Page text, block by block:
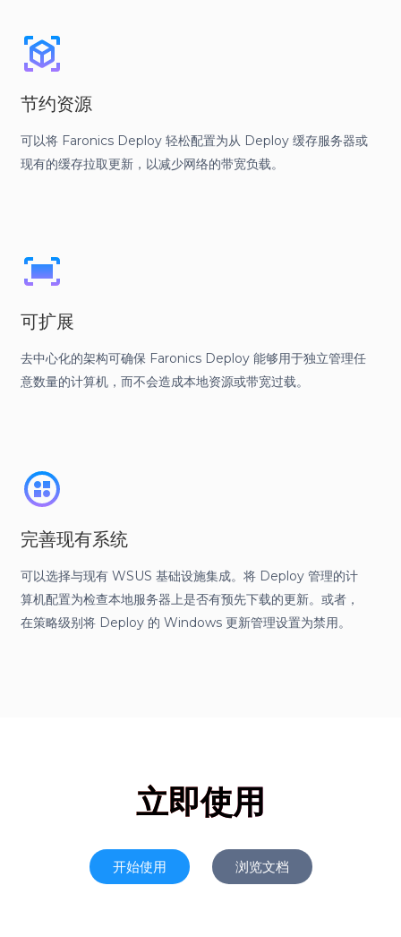
节约资源
可以将 Faronics Deploy 轻松配置为从 Deploy 缓存服务器或
现有的缓存拉取更新，以减少网络的带宽负载。
可扩展
去中心化的架构可确保 Faronics Deploy 能够用于独立管理任
意数量的计算机，而不会造成本地资源或带宽过载。
完善现有系统
可以选择与现有 WSUS 基础设施集成。将 Deploy 管理的计
算机配置为检查本地服务器上是否有预先下载的更新。或者，
在策略级别将 Deploy 的 Windows 更新管理设置为禁用。
立即使用
开始使用 浏览文档